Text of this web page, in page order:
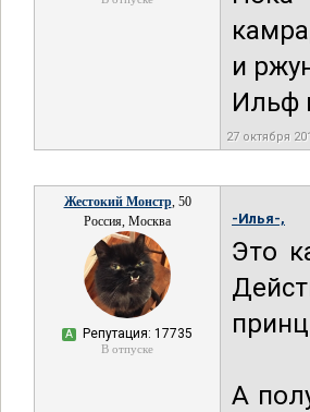
и
Ильф
27 октября
Жестокий Монстр, 50
Россия, Москва
А Репутация: 17735
В отпуске
-Илья-,
Это
А